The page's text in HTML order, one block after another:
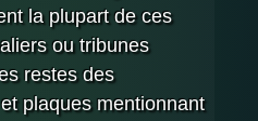
la plupart de ces
ou tribunes
restes des
plaques mentionnant